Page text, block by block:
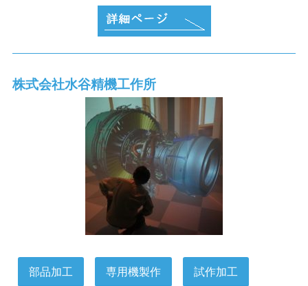
株式会社水谷精機工作所
部品加工 専用機製作 試作加工